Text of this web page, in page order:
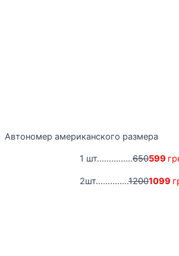
Автономер американского размера
1 шт...............650599
2шт..............12001099